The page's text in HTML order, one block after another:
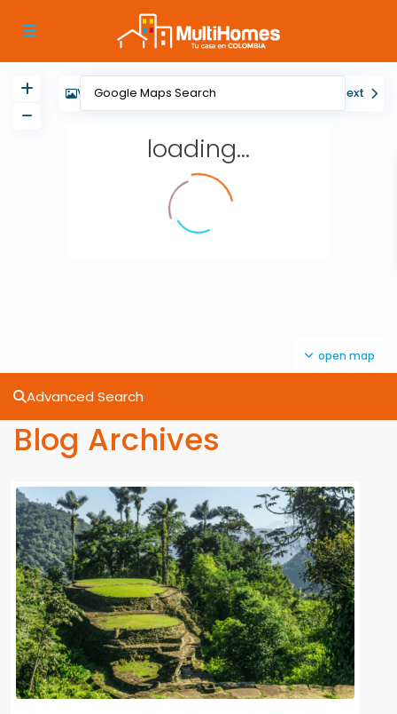
loading...
open map
View My Location Next
Advanced Search
Blog Archives